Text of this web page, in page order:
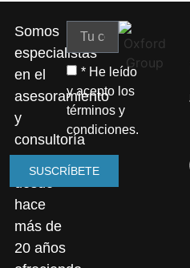
Somos
especialistas
en el
asesoramiento
y
consultoría
empresarial
desde
hace
más de
20 años
* He leído
y acepto los
términos y
condiciones.
SUSCRÍBETE